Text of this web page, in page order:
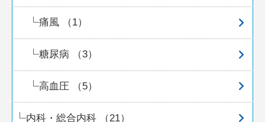
痛風 （1）
糖尿病 （3）
高血圧 （5）
内科・総合内科 （21）